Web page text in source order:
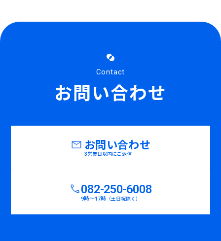
Contact
お問い合わせ
お問い合わせ
3営業日以内にご返信
082-250-6008
9時〜17時（土日祝除く）